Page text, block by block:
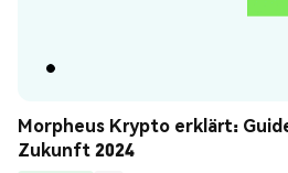
Morpheus Krypto erklärt:
Zukunft 2024